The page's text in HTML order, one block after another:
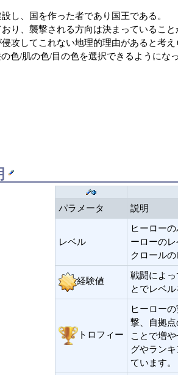
し、国を作った者であり国王である。
り、襲撃される方向は決まっているこ
攻してこれない地理的理由があると考え
色/肌の色/目の色を選択できるようになっ
パラメータ 説明
レベル
ヒーロー
ーローの
クロールの
経験値
戦闘によ
とでレベ
トロフィー
ヒーロー
撃、自拠
ことで増
グやラン
ています。